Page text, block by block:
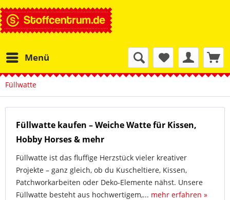
Menü
Füllwatte
Füllwatte kaufen – Weiche Watte für Kissen,
Hobby Horses & mehr
Füllwatte ist das fluffige Herzstück vieler kreativer
Projekte – ganz gleich, ob du Kuscheltiere, Kissen,
Patchworkarbeiten oder Deko-Elemente nähst. Unsere
Füllwatte besteht aus hochwertigem,... mehr erfahren »